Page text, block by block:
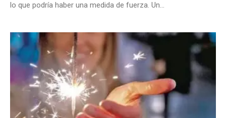
lo que podría haber una medida de fuerza. Un...